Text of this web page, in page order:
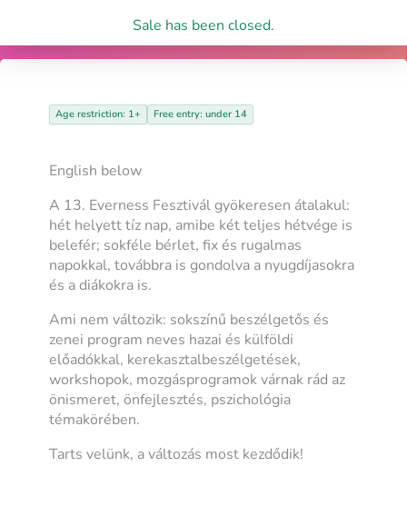
Sale has been closed.
Age restriction: 1+ Free entry: under 14
English below
A 13. Everness Fesztivál gyökeresen átalakul:
hét helyett tíz nap, amibe két teljes hétvége is
belefér; sokféle bérlet, fix és rugalmas
napokkal, továbbra is gondolva a nyugdíjasokra
és a diákokra is.
Ami nem változik: sokszínű beszélgetős és
zenei program neves hazai és külföldi
előadókkal, kerekasztalbeszélgetések,
workshopok, mozgásprogramok várnak rád az
önismeret, önfejlesztés, pszichológia
témakörében.
Tarts velünk, a változás most kezdődik!